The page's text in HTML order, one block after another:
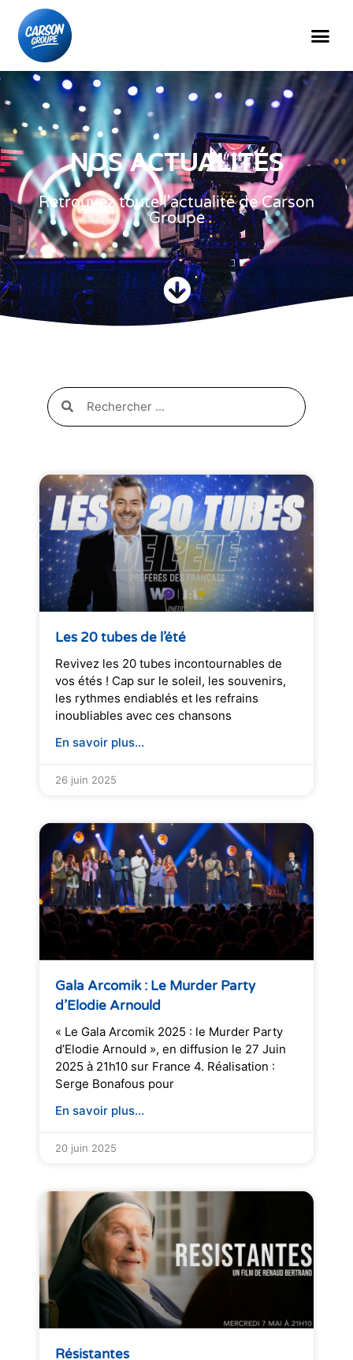
NOS ACTUALITÉS
Retrouvez toute l'actualité de Carson
Groupe
Les 20 tubes de l’été
Revivez les 20 tubes incontournables de
vos étés ! Cap sur le soleil, les souvenirs,
les rythmes endiablés et les refrains
inoubliables avec ces chansons
En savoir plus...
26 juin 2025
Gala Arcomik : Le Murder Party
d’Elodie Arnould
« Le Gala Arcomik 2025 : le Murder Party
d’Elodie Arnould », en diffusion le 27 Juin
2025 à 21h10 sur France 4. Réalisation :
Serge Bonafous pour
En savoir plus...
20 juin 2025
Résistantes